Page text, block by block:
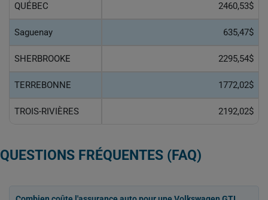
QUÉBEC 2460,53$
Saguenay 635,47$
SHERBROOKE 2295,54$
TERREBONNE 1772,02$
TROIS-RIVIÈRES 2192,02$
QUESTIONS FRÉQUENTES (FAQ)